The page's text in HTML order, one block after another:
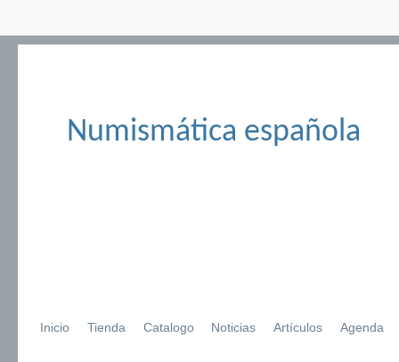
Numismática española
Inicio Tienda Catalogo Noticias Artículos Agenda